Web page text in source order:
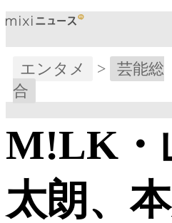
エンタメ >
芸能総
合
M!LK・
太朗、